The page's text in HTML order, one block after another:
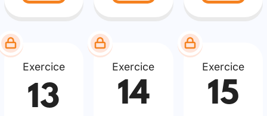
Exercice
13
Exercice
14
Exercice
15